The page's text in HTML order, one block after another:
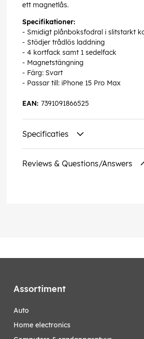
ett magnetlås.
Specifikationer:
- Smidigt plånboksfodral i slitstarkt
- Stödjer trådlös laddning
- 4 kortfack samt 1 sedelfack
- Magnetstängning
- Färg: Svart
- Passar till: iPhone 15 Pro Max
7391091866525
EAN:
Specificaties
Reviews & Questions/Answers
Assortiment
auto
home electronics